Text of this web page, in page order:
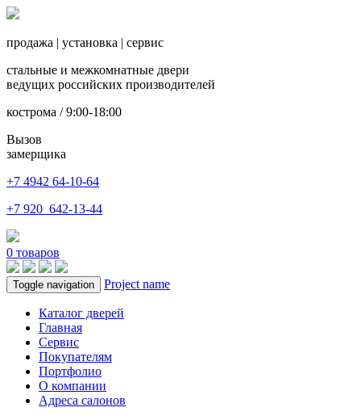
продажа | установка | сервис
стальные и межкомнатные двери
ведущих российских производителей
кострома / 9:00-18:00
Вызов
замерщика
+7 4942 64-10-64
+7 920 642-13-44
0 товаров
Toggle navigation Project name
Каталог дверей
Главная
Сервис
Покупателям
Портфолио
О компании
Адреса салонов